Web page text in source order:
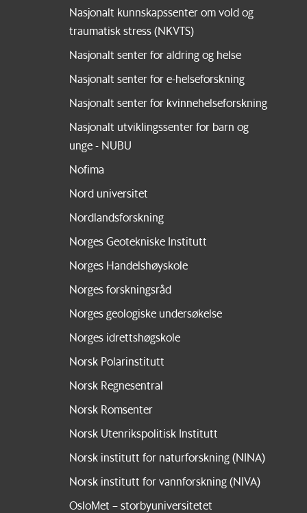
Nasjonalt kunnskapssenter om vold og
traumatisk stress (NKVTS)
Nasjonalt senter for aldring og helse
Nasjonalt senter for e-helseforskning
Nasjonalt senter for kvinnehelseforskning
Nasjonalt utviklingssenter for barn og
unge - NUBU
Nofima
Nord universitet
Nordlandsforskning
Norges Geotekniske Institutt
Norges Handelshøyskole
Norges forskningsråd
Norges geologiske undersøkelse
Norges idrettshøgskole
Norsk Polarinstitutt
Norsk Regnesentral
Norsk Romsenter
Norsk Utenrikspolitisk Institutt
Norsk institutt for naturforskning (NINA)
Norsk institutt for vannforskning (NIVA)
OsloMet – storbyuniversitetet